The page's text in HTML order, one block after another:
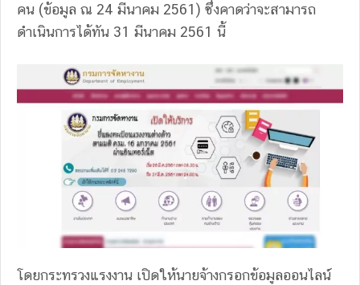
คน (ข้อมูล ณ 24 มีนาคม 2561) ซึ่งคาดว่าจะสามารถ
ดำเนินการได้ทัน 31 มีนาคม 2561 นี้
โดยกระทรวงแรงงาน เปิดให้นายจ้างกรอกข้อมูลออนไลน์